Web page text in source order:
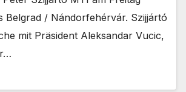
Belgrad / Nándorfehérvár. Szijjártó
mit Präsident Aleksandar Vucic,